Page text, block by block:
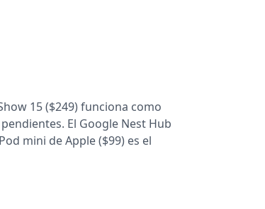
15 ($249) funciona como
El Google Nest Hub
mini de Apple ($99) es el